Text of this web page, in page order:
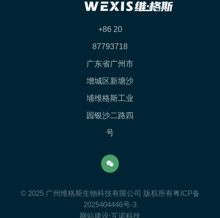
+86 20
87793718
广东省广州市
增城区新塘沙
埔维格斯工业
园银沙二路四
号
© 2025 广州维格斯生物科技有限公司 版权所有粤ICP备
2025404446号-3
网站建设:互诺科技